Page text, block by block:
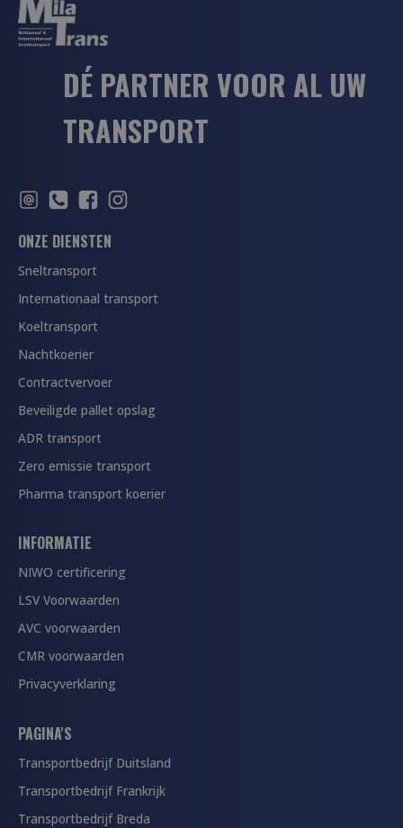
DÉ PARTNER VOOR AL UW
TRANSPORT
ONZE DIENSTEN
Sneltransport
Internationaal transport
Koeltransport
Nachtkoerier
Contractvervoer
Beveiligde pallet opslag
ADR transport
Zero emissie transport
Pharma transport koerier
INFORMATIE
NIWO certificering
LSV Voorwaarden
AVC voorwaarden
CMR voorwaarden
Privacyverklaring
PAGINA'S
Transportbedrijf Duitsland
Transportbedrijf Frankrijk
Transportbedrijf Breda